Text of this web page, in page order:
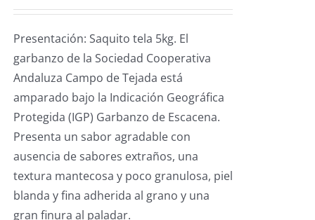
Presentación: Saquito tela 5kg. El
garbanzo de la Sociedad Cooperativa
Andaluza Campo de Tejada está
amparado bajo la Indicación Geográfica
Protegida (IGP) Garbanzo de Escacena.
Presenta un sabor agradable con
ausencia de sabores extraños, una
textura mantecosa y poco granulosa, piel
blanda y fina adherida al grano y una
gran finura al paladar.